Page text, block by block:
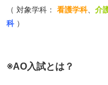
（ 対象学科：看護学科、介
科 ）
※AO入試とは？